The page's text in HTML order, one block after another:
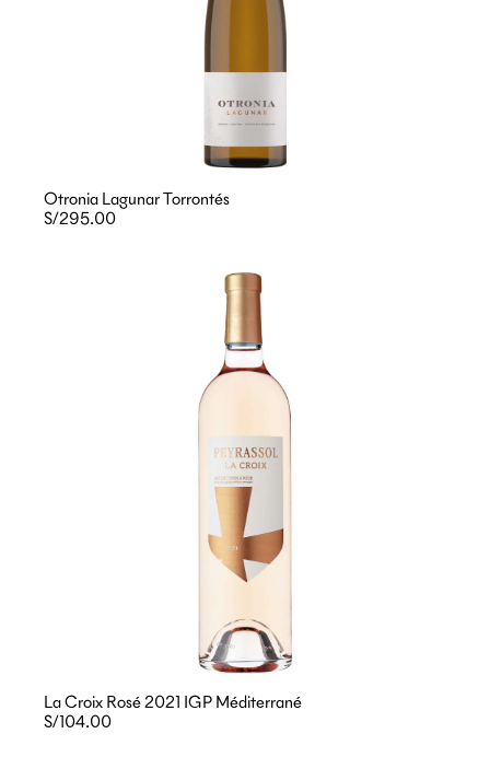
Otronia Lagunar Torrontés
S/295.00
La Croix Rosé 2021 IGP Méditerrané
S/104.00